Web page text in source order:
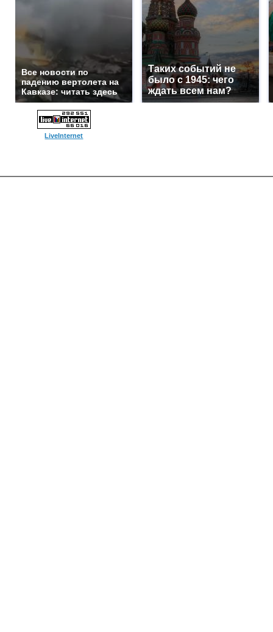
Все новости по
падению вертолета на
Кавказе: читать здесь
Таких событий не
было с 1945: чего
ждать всем нам?
LiveInternet